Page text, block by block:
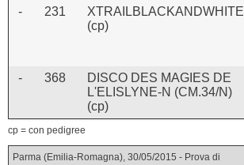
-
231
XTRAILBLACKANDWHITE
(cp)
-
368
DISCO DES MAGIES DE
L'ELISLYNE-N (CM.34/N)
(cp)
cp = con pedigree
Parma (Emilia-Romagna), 30/05/2015 - Prova di